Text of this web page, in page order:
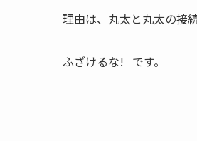
理由は、丸太と丸太の接
ふざけるな! です。